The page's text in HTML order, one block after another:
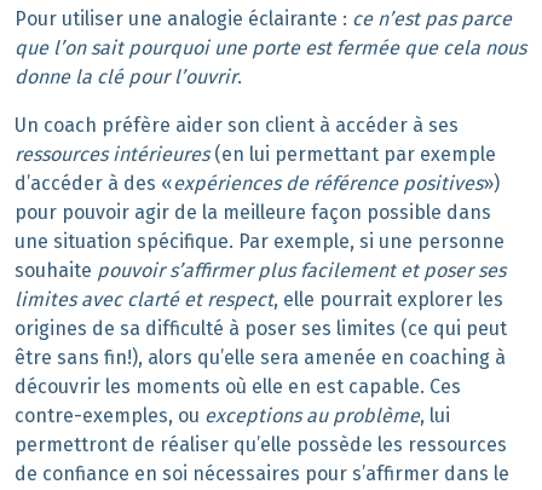
Pour utiliser une analogie éclairante : ce n’est pas parce
que l’on sait pourquoi une porte est fermée que cela nous
donne la clé pour l’ouvrir.
Un coach préfère aider son client à accéder à ses
ressources intérieures(en lui permettant par exemple
d’accéder à des «expériences de référence positives»)
pour pouvoir agir de la meilleure façon possible dans
une situation spécifique. Par exemple, si une personne
souhaite pouvoir s’affirmer plus facilement et poser ses
limites avec clarté et respect, elle pourrait explorer les
origines de sa difficulté à poser ses limites (ce qui peut
être sans fin!), alors qu’elle sera amenée en coaching à
découvrir les moments où elle en est capable. Ces
contre-exemples, ou exceptions au problème, lui
permettront de réaliser qu’elle possède les ressources
de confiance en soi nécessaires pour s’affirmer dans le